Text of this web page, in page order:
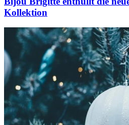
Kollektion